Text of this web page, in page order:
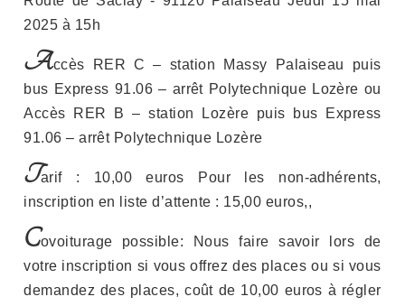
2025 à 15h
Accès RER C – station Massy Palaiseau puis
bus Express 91.06 – arrêt Polytechnique Lozère ou
Accès RER B – station Lozère puis bus Express
91.06 – arrêt Polytechnique Lozère
Tarif : 10,00 euros Pour les non-adhérents,
inscription en liste d’attente : 15,00 euros,,
Covoiturage possible: Nous faire savoir lors de
votre inscription si vous offrez des places ou si vous
demandez des places, coût de 10,00 euros à régler